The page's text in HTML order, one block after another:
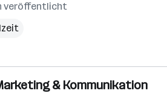
veröffentlicht
& Kommunikation